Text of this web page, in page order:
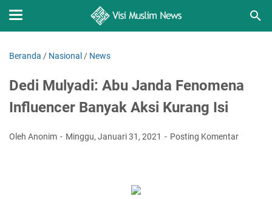
Beranda / Nasional / News
Dedi Mulyadi: Abu Janda Fenomena
Influencer Banyak Aksi Kurang Isi
Oleh Anonim Minggu, Januari 31, 2021 Posting Komentar